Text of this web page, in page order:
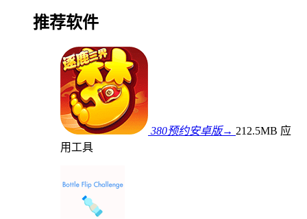
推荐软件
380预约安卓版→ 212.5MB 应
用工具